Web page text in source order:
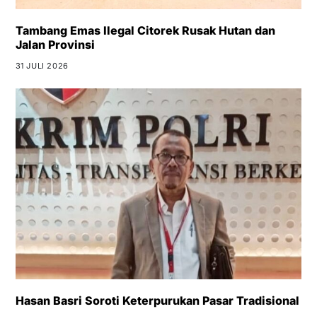
Tambang Emas Ilegal Citorek Rusak Hutan dan
Jalan Provinsi
31 JULI 2026
Hasan Basri Soroti Keterpurukan Pasar Tradisional